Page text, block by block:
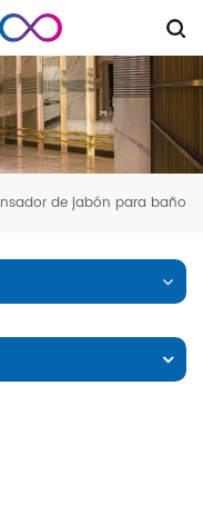
de jabón para baño